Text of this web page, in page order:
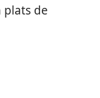
plats de